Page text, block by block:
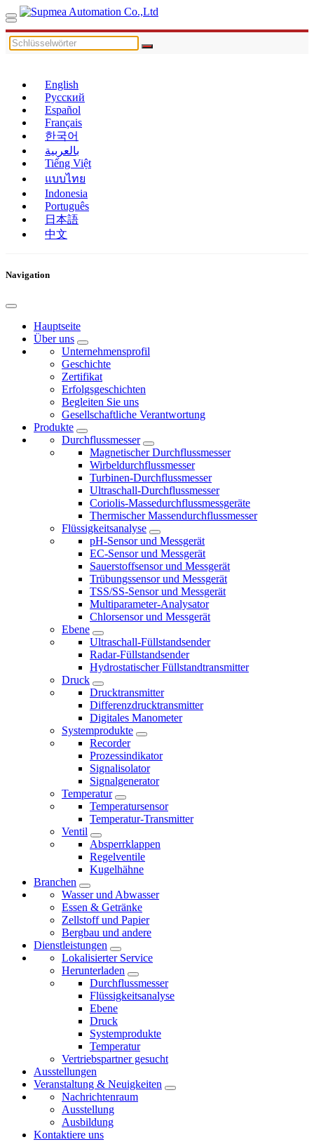
English
Русский
Español
Français
한국어
بالعربية
Tiếng Việt
แบบไทย
Indonesia
Português
日本語
中文
Navigation
Hauptseite
Über uns
Unternehmensprofil
Geschichte
Zertifikat
Erfolgsgeschichten
Begleiten Sie uns
Gesellschaftliche Verantwortung
Produkte
Durchflussmesser
Magnetischer Durchflussmesser
Wirbeldurchflussmesser
Turbinen-Durchflussmesser
Ultraschall-Durchflussmesser
Coriolis-Massedurchflussmessgeräte
Thermischer Massendurchflussmesser
Flüssigkeitsanalyse
pH-Sensor und Messgerät
EC-Sensor und Messgerät
Sauerstoffsensor und Messgerät
Trübungssensor und Messgerät
TSS/SS-Sensor und Messgerät
Multiparameter-Analysator
Chlorsensor und Messgerät
Ebene
Ultraschall-Füllstandsender
Radar-Füllstandsender
Hydrostatischer Füllstandtransmitter
Druck
Drucktransmitter
Differenzdrucktransmitter
Digitales Manometer
Systemprodukte
Recorder
Prozessindikator
Signalisolator
Signalgenerator
Temperatur
Temperatursensor
Temperatur-Transmitter
Ventil
Absperrklappen
Regelventile
Kugelhähne
Branchen
Wasser und Abwasser
Essen & Getränke
Zellstoff und Papier
Bergbau und andere
Dienstleistungen
Lokalisierter Service
Herunterladen
Durchflussmesser
Flüssigkeitsanalyse
Ebene
Druck
Systemprodukte
Temperatur
Vertriebspartner gesucht
Ausstellungen
Veranstaltung & Neuigkeiten
Nachrichtenraum
Ausstellung
Ausbildung
Kontaktiere uns